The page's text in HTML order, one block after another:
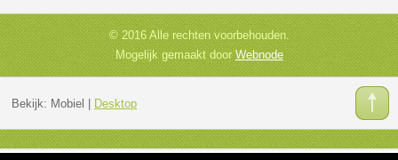
© 2016 Alle rechten voorbehouden.
Mogelijk gemaakt doorWebnode
Bekijk: Mobiel Desktop